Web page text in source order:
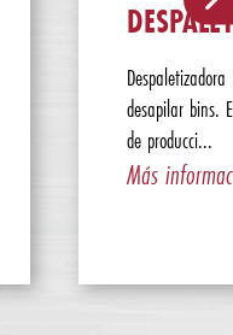
desapilar bins.
de producci...
Más